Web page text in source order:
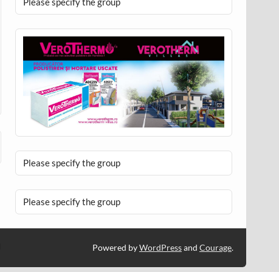
Please specify the group
Please specify the group
Powered byWordPressand Courage.